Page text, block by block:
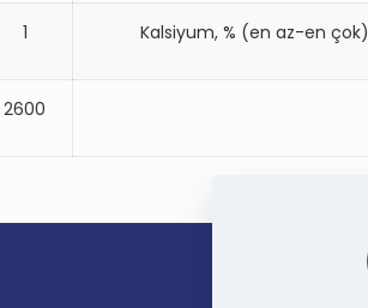
1 Kalsiyum, % (en az-en çok)
2600